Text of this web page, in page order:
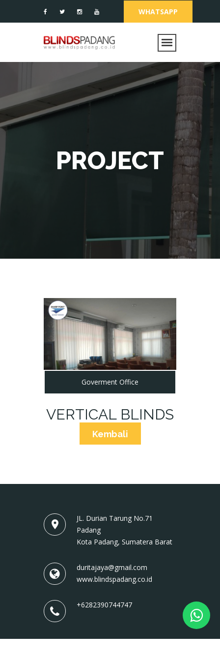
WHATSAPP
PROJECT
Goverment Office
VERTICAL BLINDS
Kembali
JL. Durian Tarung No.71
Padang
Kota Padang, Sumatera Barat
duritajaya@gmail.com
www.blindspadang.co.id
+6282390744747